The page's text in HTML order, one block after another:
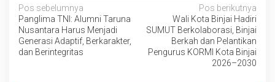
Navigasi
pos
Pos sebelumnya
Panglima TNI: Alumni Taruna
Nusantara Harus Menjadi
Generasi Adaptif, Berkarakter,
dan Berintegritas
Pos berikutnya
Wali Kota Binjai Hadiri
SUMUT Berkolaborasi, Binjai
Berkah dan Pelantikan
Pengurus KORMI Kota Binjai
2026–2030